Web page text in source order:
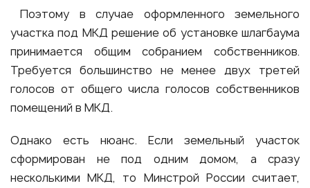
Поэтому в случае оформленного земельного
участка под МКД решение об установке шлагбаума
принимается общим собранием собственников.
Требуется большинство не менее двух третей
голосов от общего числа голосов собственников
помещений в МКД.
Однако есть нюанс. Если земельный участок
сформирован не под одним домом, а сразу
несколькими МКД, то Минстрой России считает,